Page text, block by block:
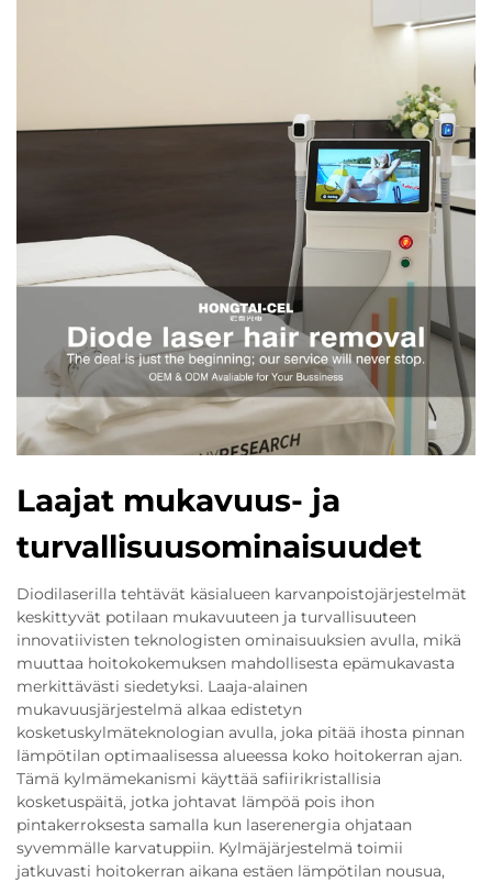
Laajat mukavuus- ja
turvallisuusominaisuudet
Diodilaserilla tehtävät käsialueen karvanpoistojärjestelmät
keskittyvät potilaan mukavuuteen ja turvallisuuteen
innovatiivisten teknologisten ominaisuuksien avulla, mikä
muuttaa hoitokokemuksen mahdollisesta epämukavasta
merkittävästi siedetyksi. Laaja-alainen
mukavuusjärjestelmä alkaa edistetyn
kosketuskylmäteknologian avulla, joka pitää ihosta pinnan
lämpötilan optimaalisessa alueessa koko hoitokerran ajan.
Tämä kylmämekanismi käyttää safiirikristallisia
kosketuspäitä, jotka johtavat lämpöä pois ihon
pintakerroksesta samalla kun laserenergia ohjataan
syvemmälle karvatuppiin. Kylmäjärjestelmä toimii
jatkuvasti hoitokerran aikana estäen lämpötilan nousua,